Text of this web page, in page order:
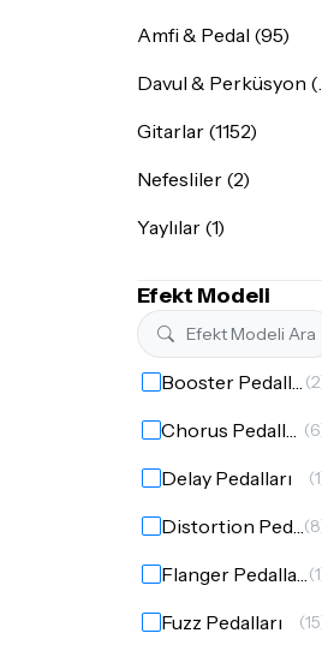
Amfi & Pedal (95)
Gitarlar (1152)
Nefesliler (2)
Yaylılar (1)
Efekt Modeli
Booster Pedalları
Chorus Pedalları
Delay Pedalları
Distortion Pedalları
Flanger Pedalları
Fuzz Pedalları